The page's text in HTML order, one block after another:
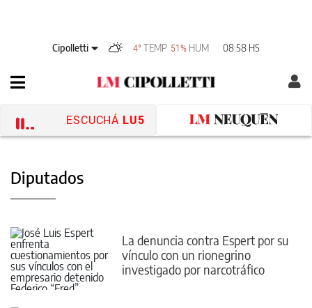
Cipolletti 4°TEMP 51% HUM 08:58 HS
ESCUCHÁ LU5
Diputados
La denuncia contra Espert por su
vínculo con un rionegrino
investigado por narcotráfico